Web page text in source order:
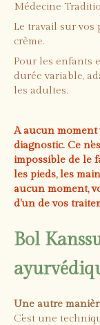
Médecine
Le travail sur vos
crème.
Pour les enfants
durée variable,
les adultes.
A aucun moment
diagnostic. Ce
impossible de le
les pieds, les
aucun moment,
d'un de vos
Bol
Une autre
C'est une